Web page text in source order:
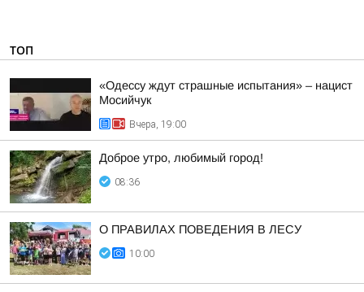
ТОП
«Одессу ждут страшные испытания» – нацист
Мосийчук
Вчера, 19:00
Доброе утро, любимый город!
08:36
О ПРАВИЛАХ ПОВЕДЕНИЯ В ЛЕСУ
10:00